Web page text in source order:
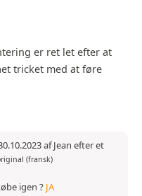
er ret let efter at
tricket med at føre
af Jean efter et
(fransk)
igen ? JA